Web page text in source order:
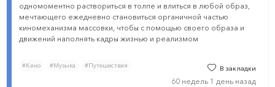
одномоментно раствориться в толпе и влиться в любой образ,
мечтающего ежедневно становиться органичной частью
киномеханизма массовки, чтобы с помощью своего образа и
движений наполнять кадры жизнью и реализмом
#Кино #Музыка #Путешествия В закладки
60 недель 1 день назад